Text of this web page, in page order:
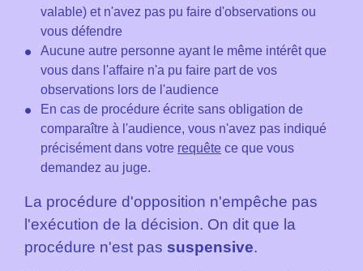
valable) et n'avez pas pu faire d'observations ou
vous défendre
Aucune autre personne ayant le même intérêt que
vous dans l'affaire n'a pu faire part de vos
observations lors de l'audience
En cas de procédure écrite sans obligation de
comparaître à l'audience, vous n'avez pas indiqué
précisément dans votre requête ce que vous
demandez au juge.
La procédure d'opposition n'empêche pas
l'exécution de la décision. On dit que la
procédure n'est pas suspensive.